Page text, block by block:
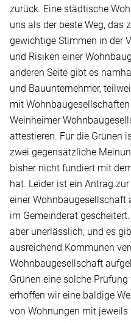
zurück. Eine städtische
uns als der beste Weg, das
gewichtige Stimmen in der
und Risiken einer
anderen Seite gibt es
und Bauunternehmer,
mit
Weinheimer
attestieren. Für die Grünen
zwei gegensätzliche
bisher nicht fundiert mit
hat. Leider ist ein Antrag
einer Wohnbaugesellschaft
im Gemeinderat
aber unerlässlich, und es
ausreichend Kommunen
Wohnbaugesellschaft
Grünen eine solche
erhoffen wir eine baldige
von Wohnungen mit